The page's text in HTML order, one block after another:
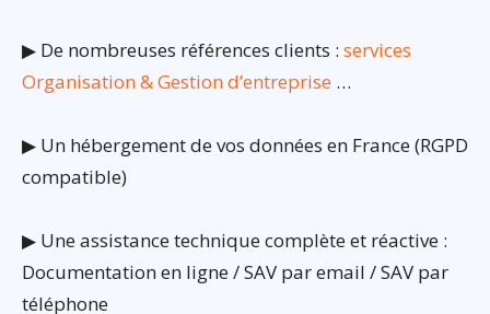
▶ De nombreuses références clients : services
Organisation & Gestion d’entreprise …
▶ Un hébergement de vos données en France (RGPD
compatible)
▶ Une assistance technique complète et réactive :
Documentation en ligne / SAV par email / SAV par
téléphone